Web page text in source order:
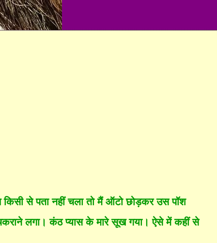
से पता नहीं चला तो मैं ऑटो छोड़कर उस पॉश
लगा। कंठ प्यास के मारे सूख गया। ऐसे में कहीं से